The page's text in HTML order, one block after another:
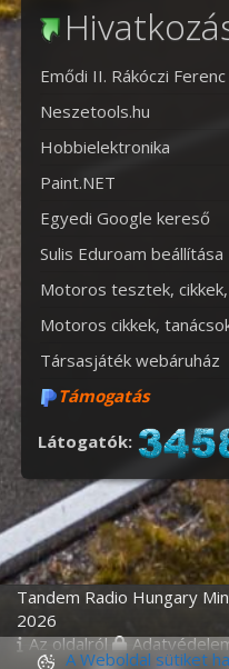
Emődi II. Rákóczi
Neszetools.hu
Hobbielektronika
Paint.NET
Egyedi Google kereső
Sulis Eduroam beállítása
Motoros tesztek,
Motoros cikkek,
Társasjáték webáruház
Támogatás
Látogatók:
Tandem Radio Hungary
2026
Az oldalról
A Weboldal sütiket